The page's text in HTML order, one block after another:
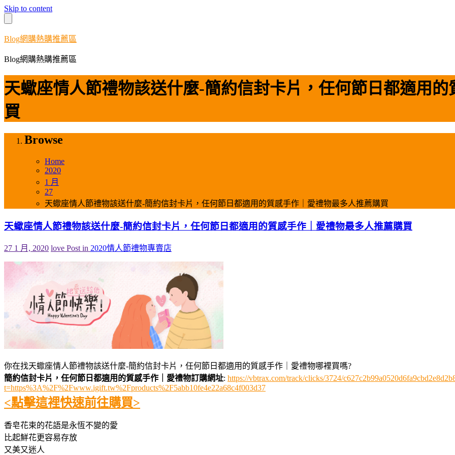
Skip to content
Blog網購熱購推薦區
Blog網購熱購推薦區
天蠍座情人節禮物該送什麼-簡約信封卡片，任何節日都適用
買
Browse
Home
2020
1 月
27
天蠍座情人節禮物該送什麼-簡約信封卡片，任何節日都適用的質感手作｜愛禮物最多人推薦購買
天蠍座情人節禮物該送什麼-簡約信封卡片，任何節日都適用的質感手作｜愛禮物最多人推薦購買
27 1 月, 2020 love Post in 2020情人節禮物專賣店
你在找天蠍座情人節禮物該送什麼-簡約信封卡片，任何節日都適用的質感手作｜愛禮物哪裡買嗎?
簡約信封卡片，任何節日都適用的質感手作｜愛禮物訂購網址: https://vbtrax.com/track/clicks/3724/
t=https%3A%2F%2Fwww.igift.tw%2Fproducts%2F5abb10fe4e22a68c4f003d37
<點擊這裡快速前往購買>
香皂花束的花語是永恆不變的愛
比起鮮花更容易存放
又美又迷人